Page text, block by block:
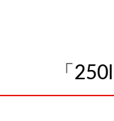
「